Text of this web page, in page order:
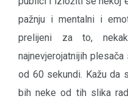
pažnju i mentalni i
prelijeni za to,
najnevjerojatnijih
od 60 sekundi. Kažu da
bih neke od tih slika